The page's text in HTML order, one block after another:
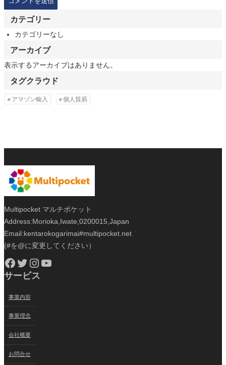
カテゴリー
カテゴリーなし
アーカイブ
表示するアーカイブはありません。
タグクラウド
アマゾン輸入 個人貿易
Multipocket マルチポケット
Address:Morioka,Iwate,0200015,Japan
Email:kentarokogarimai#multipocket.net
(#を@に変更してください）
Facebook Twitter Instagram YouTube
サービス
事業内容
事業理念
会社概要
お問合せ